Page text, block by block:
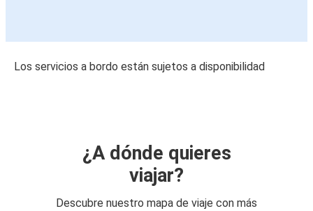
Los servicios a bordo están sujetos a disponibilidad
¿A dónde quieres
viajar?
Descubre nuestro mapa de viaje con más